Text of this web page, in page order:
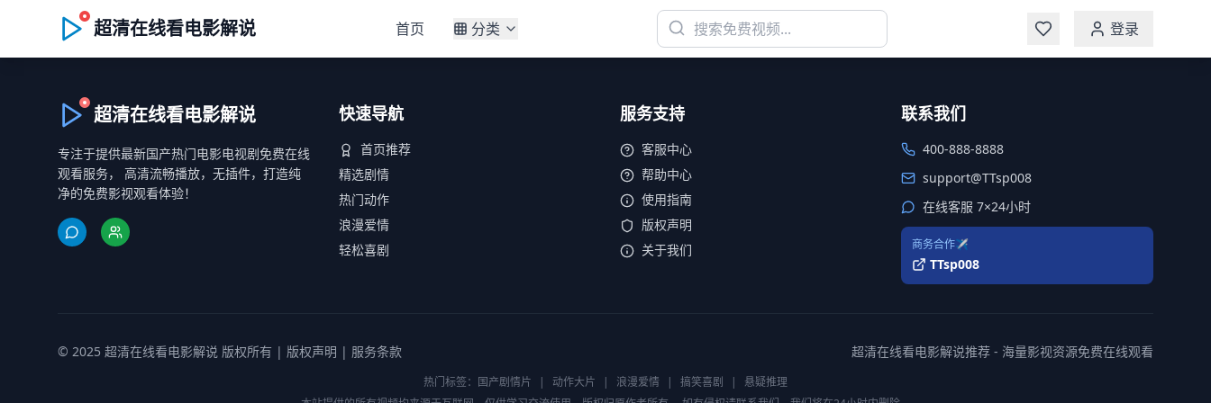
超清在线看电影解说 首页 分类 登录
超清在线看电影解说
专注于提供最新国产热门电影电视剧免费在线
观看服务， 高清流畅播放，无插件，打造纯
净的免费影视观看体验！
快速导航
首页推荐
精选剧情
热门动作
浪漫爱情
轻松喜剧
服务支持
客服中心
帮助中心
使用指南
版权声明
关于我们
联系我们
400-888-8888
support@TTsp008
在线客服 7×24小时
商务合作✈️
TTsp008
© 2025 超清在线看电影解说 版权所有 | 版权声明 | 服务条款 超清在线看电影解说推荐 - 海量影视资源免费在线观看
热门标签： 国产剧情片 | 动作大片 | 浪漫爱情 | 搞笑喜剧 |
悬疑推理